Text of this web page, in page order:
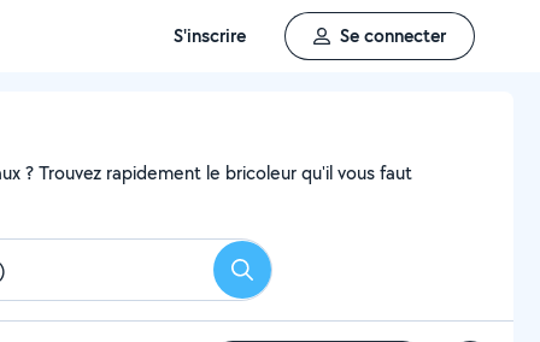
S'inscrire Se connecter
? Trouvez rapidement le bricoleur qu'il vous faut
Rechercher